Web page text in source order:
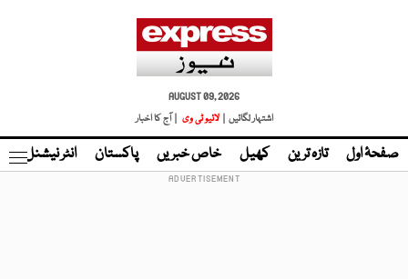
AUGUST 09, 2026
اشتہار لگائیں |
لائیو ٹی وی | آج کا اخبار
صفحۂ اول تازہ ترین کھیل خاص خبریں پاکستان انٹر نیشنل